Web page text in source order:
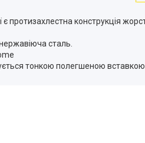
є протизахлестна конструкція
сталь.
тонкою полегшеною вставкою